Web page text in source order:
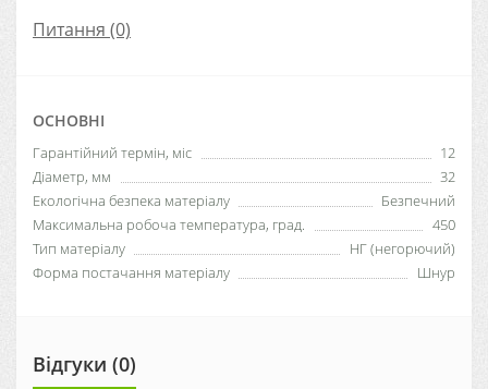
Питання (0)
ОСНОВНІ
Гарантійний термін, міс
12
Діаметр, мм
32
Екологічна безпека матеріалу
Безпечний
Максимальна робоча температура, град.
450
Тип матеріалу
НГ (негорючий)
Форма постачання матеріалу
Шнур
Відгуки (0)